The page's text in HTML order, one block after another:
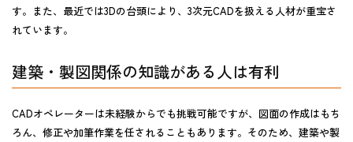
す。また、最近では3Dの台頭により、3次元CADを扱える人材が重宝さ
れています。
建築・製図関係の知識がある人は有利
CADオペレーターは未経験からでも挑戦可能ですが、図面の作成はもち
ろん、修正や加筆作業を任されることもあります。そのため、建築や製